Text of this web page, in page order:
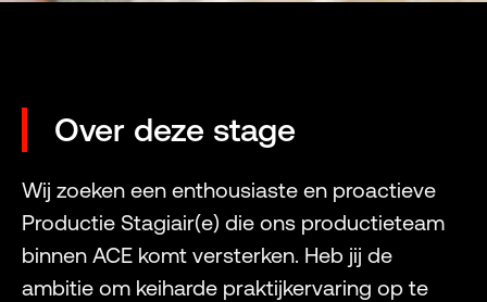
Over deze stage
Wij zoeken een enthousiaste en proactieve
Productie Stagiair(e) die ons productieteam
binnen ACE komt versterken. Heb jij de
ambitie om keiharde praktijkervaring op te